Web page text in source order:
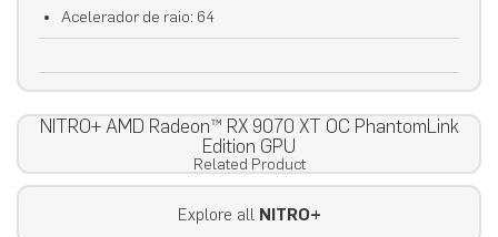
Acelerador de raio: 64
NITRO+ AMD Radeon™ RX 9070 XT OC PhantomLink
Edition GPU
Related Product
Explore all NITRO+